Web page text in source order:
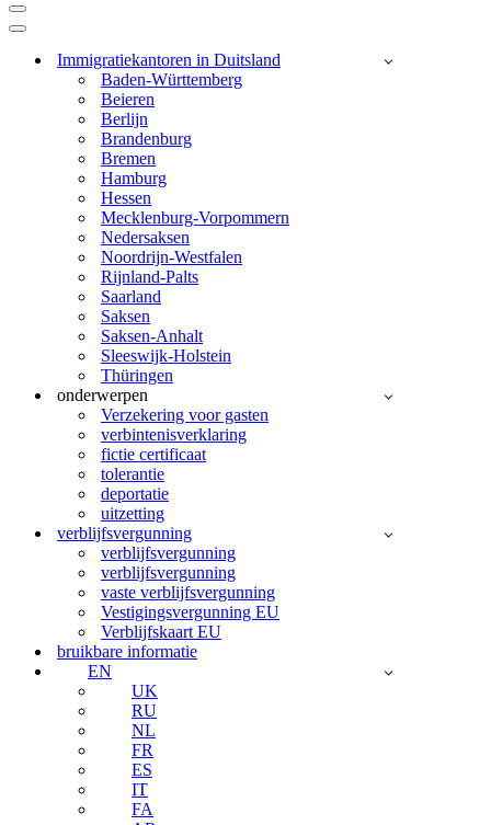
navigatie
menu
navigatie
Immigratiekantoren in Duitsland
Baden-Württemberg
Beieren
Berlijn
Brandenburg
Bremen
Hamburg
Hessen
Mecklenburg-Vorpommern
Nedersaksen
Noordrijn-Westfalen
Rijnland-Palts
Saarland
Saksen
Saksen-Anhalt
Sleeswijk-Holstein
Thüringen
onderwerpen
Verzekering voor gasten
verbintenisverklaring
fictie certificaat
tolerantie
deportatie
uitzetting
verblijfsvergunning
verblijfsvergunning
verblijfsvergunning
vaste verblijfsvergunning
Vestigingsvergunning EU
Verblijfskaart EU
bruikbare informatie
EN
UK
RU
NL
FR
ES
IT
FA